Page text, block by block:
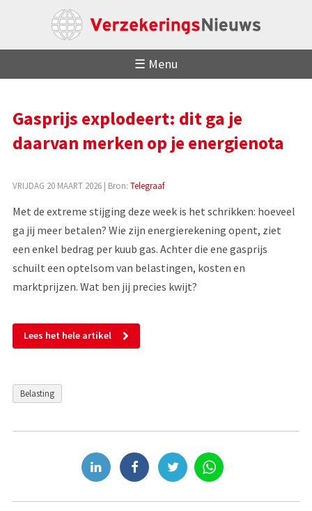
☰ Menu
Gasprijs explodeert: dit ga je
daarvan merken op je energienota
VRIJDAG 20 MAART 2026| Bron: Telegraaf
Met de extreme stijging deze week is het schrikken: hoeveel
ga jij meer betalen? Wie zijn energierekening opent, ziet
een enkel bedrag per kuub gas. Achter die ene gasprijs
schuilt een optelsom van belastingen, kosten en
marktprijzen. Wat ben jij precies kwijt?
Lees het hele artikel
Belasting